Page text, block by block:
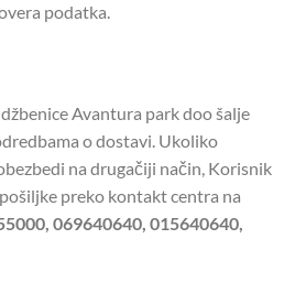
podatka.
Avantura park doo šalje
o dostavi. Ukoliko
na drugačiji način, Korisnik
preko kontakt centra na
069640640, 015640640,